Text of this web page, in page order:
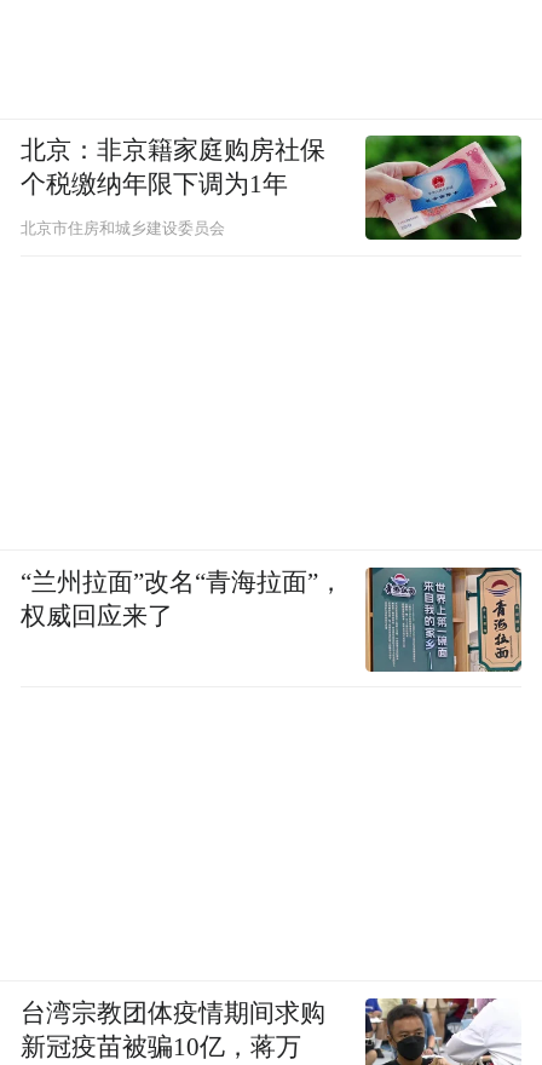
北京：非京籍家庭购房社保
个税缴纳年限下调为1年
北京市住房和城乡建设委员会
“兰州拉面”改名“青海拉面”，
权威回应来了
台湾宗教团体疫情期间求购
新冠疫苗被骗10亿，蒋万